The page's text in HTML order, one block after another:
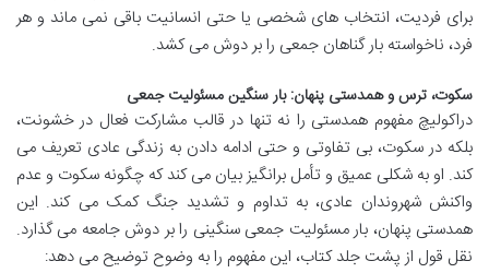
برای فردیت، انتخاب های شخصی یا حتی انسانیت باقی نمی ماند و هر
فرد، ناخواسته بار گناهان جمعی را بر دوش می کشد.
سکوت، ترس و همدستی پنهان: بار سنگین مسئولیت جمعی
دراکولیچ مفهوم همدستی را نه تنها در قالب مشارکت فعال در خشونت،
بلکه در سکوت، بی تفاوتی و حتی ادامه دادن به زندگی عادی تعریف می
کند. او به شکلی عمیق و تأمل برانگیز بیان می کند که چگونه سکوت و عدم
واکنش شهروندان عادی، به تداوم و تشدید جنگ کمک می کند. این
همدستی پنهان، بار مسئولیت جمعی سنگینی را بر دوش جامعه می گذارد.
نقل قول از پشت جلد کتاب، این مفهوم را به وضوح توضیح می دهد: